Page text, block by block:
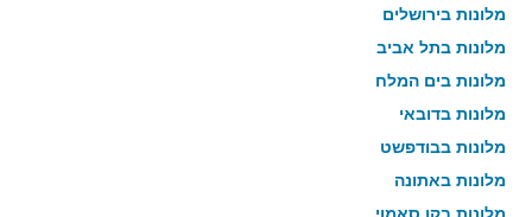
מלונות בירושלים
מלונות בתל אביב
מלונות בים המלח
מלונות בדובאי
מלונות בבודפשט
מלונות באתונה